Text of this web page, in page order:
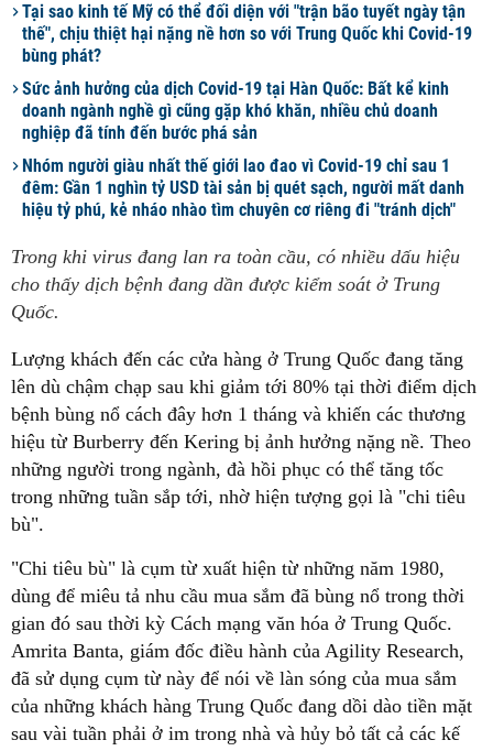
Tại sao kinh tế Mỹ có thể đối diện với "trận bão tuyết ngày tận
thế", chịu thiệt hại nặng nề hơn so với Trung Quốc khi Covid-19
bùng phát?
Sức ảnh hưởng của dịch Covid-19 tại Hàn Quốc: Bất kể kinh
doanh ngành nghề gì cũng gặp khó khăn, nhiều chủ doanh
nghiệp đã tính đến bước phá sản
Nhóm người giàu nhất thế giới lao đao vì Covid-19 chỉ sau 1
đêm: Gần 1 nghìn tỷ USD tài sản bị quét sạch, người mất danh
hiệu tỷ phú, kẻ nháo nhào tìm chuyên cơ riêng đi "tránh dịch"
Trong khi virus đang lan ra toàn cầu, có nhiều dấu hiệu
cho thấy dịch bệnh đang dần được kiểm soát ở Trung
Quốc.
Lượng khách đến các cửa hàng ở Trung Quốc đang tăng
lên dù chậm chạp sau khi giảm tới 80% tại thời điểm dịch
bệnh bùng nổ cách đây hơn 1 tháng và khiến các thương
hiệu từ Burberry đến Kering bị ảnh hưởng nặng nề. Theo
những người trong ngành, đà hồi phục có thể tăng tốc
trong những tuần sắp tới, nhờ hiện tượng gọi là "chi tiêu
bù".
"Chi tiêu bù" là cụm từ xuất hiện từ những năm 1980,
dùng để miêu tả nhu cầu mua sắm đã bùng nổ trong thời
gian đó sau thời kỳ Cách mạng văn hóa ở Trung Quốc.
Amrita Banta, giám đốc điều hành của Agility Research,
đã sử dụng cụm từ này để nói về làn sóng của mua sắm
của những khách hàng Trung Quốc đang dồi dào tiền mặt
sau vài tuần phải ở im trong nhà và hủy bỏ tất cả các kế